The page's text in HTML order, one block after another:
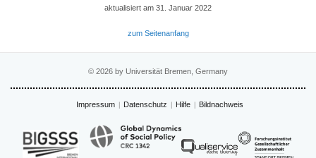
aktualisiert am 31. Januar 2022
zum Seitenanfang
© 2026 by Universität Bremen, Germany
Impressum Datenschutz Hilfe Bildnachweis